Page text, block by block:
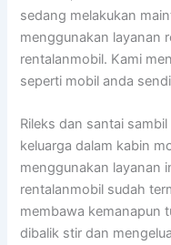
sedang melakukan
menggunakan layanan
rentalanmobil. Kami
seperti mobil anda
Rileks dan santai
keluarga dalam kabin
menggunakan layanan
rentalanmobil sudah
membawa kemanapun
dibalik stir dan